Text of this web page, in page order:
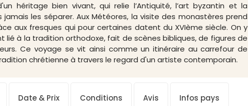
héritage bien vivant, qui relie l’Antiquité, l’art byzantin et la
les séparer. Aux Météores, la visite des monastères prend
aux fresques qui pour certaines datent du XVIème siècle. On y
lié à la tradition orthodoxe, fait de scènes bibliques, de figures de
Ce voyage se vit ainsi comme un itinéraire au carrefour de
chrétienne à travers le regard d'un artiste contemporain.
Date & Prix Conditions Avis Infos pays